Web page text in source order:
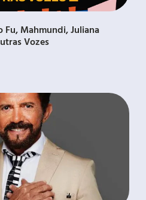
Fu, Mahmundi, Juliana
Vozes